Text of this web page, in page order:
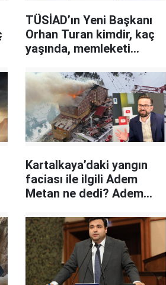
TÜSİAD’ın Yeni Başkanı
Orhan Turan kimdir, kaç
yaşında, memleketi
bulundu?
Kartalkaya’daki yangın
faciası ile ilgili Adem
Metan ne dedi? Adem
yaşında, memleketi
neresi?